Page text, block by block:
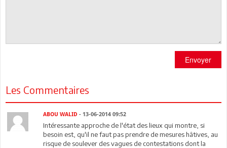
Envoyer
Les Commentaires
ABOU WALID - 13-06-2014 09:52
Intéressante approche de l'état des lieux qui montre, si
besoin est, qu'il ne faut pas prendre de mesures hâtives, au
risque de soulever des vagues de contestations dont la